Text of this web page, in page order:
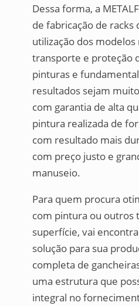
Dessa forma, a
de fabricação de racks
utilização dos
transporte e proteção
pinturas e
resultados sejam
com garantia de alta
pintura realizada de
com resultado mais
com preço justo e
manuseio.
Para quem procura
com pintura ou outros
superfície, vai
solução para sua
completa de
uma estrutura que
integral no